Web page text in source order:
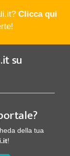
Clicca qui
su
della tua
!